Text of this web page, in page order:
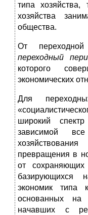
типа
хозяйства
общества.
От переходной
переходный
которого
экономических
Для
широкий
зависимой
превращения в
от сохраняющих
базирующихся
экономик типа
основанных на
начавших с